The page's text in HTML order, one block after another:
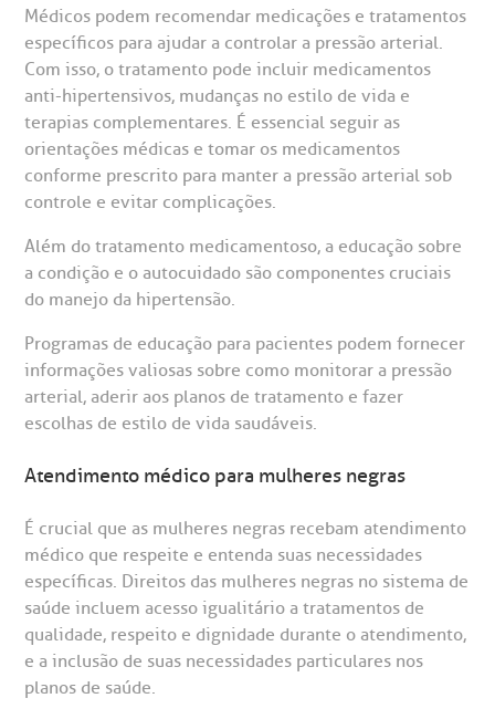
Médicos podem recomendar medicações e tratamentos
específicos para ajudar a controlar a pressão arterial.
Com isso, o tratamento pode incluir medicamentos
anti-hipertensivos, mudanças no estilo de vida e
terapias complementares. É essencial seguir as
orientações médicas e tomar os medicamentos
conforme prescrito para manter a pressão arterial sob
controle e evitar complicações.
Além do tratamento medicamentoso, a educação sobre
a condição e o autocuidado são componentes cruciais
do manejo da hipertensão.
Programas de educação para pacientes podem fornecer
informações valiosas sobre como monitorar a pressão
arterial, aderir aos planos de tratamento e fazer
escolhas de estilo de vida saudáveis.
Atendimento médico para mulheres negras
É crucial que as mulheres negras recebam atendimento
médico que respeite e entenda suas necessidades
específicas. Direitos das mulheres negras no sistema de
saúde incluem acesso igualitário a tratamentos de
qualidade, respeito e dignidade durante o atendimento,
e a inclusão de suas necessidades particulares nos
planos de saúde.